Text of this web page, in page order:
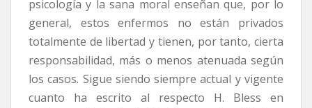
psicología y la sana moral enseñan que, por lo
general, estos enfermos no están privados
totalmente de libertad y tienen, por tanto, cierta
responsabilidad, más o menos atenuada según
los casos. Sigue siendo siempre actual y vigente
cuanto ha escrito al respecto H. Bless en